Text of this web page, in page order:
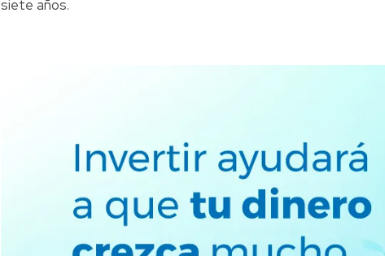
siete años.